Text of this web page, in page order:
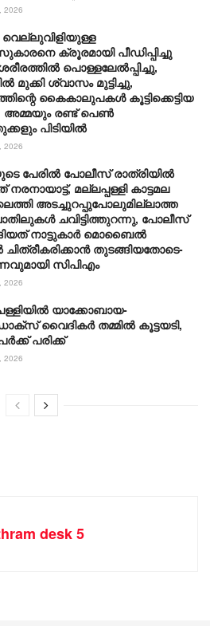
2026
വെല്ലുവിളിയുള്ള
ക്രൂരമായി പീഡിപ്പിച്ചു
പൊള്ളലേല്‍പ്പിച്ചു,
മുക്കി ശ്വാസം മുട്ടിച്ചു,
കൈകാലുപകള്‍ കൂട്ടിക്കെട്ടിയ
അമ്മയും രണ്ട് പെണ്‍
പിടിയില്‍
2026
പേരിൽ പോലീസ് രാത്രിയിൽ
മല്ലപ്പള്ളി കാട്ടമല
അടച്ചുറപ്പുപോലുമില്ലാത്ത
വാതിലുകൾ ചവിട്ടിത്തുറന്നു, പോലീസ്
നാട്ടുകാർ മൊബൈൽ
തുടങ്ങിയതോടെ-
സിപിഎം
2026
പള്ളിയിൽ യാക്കോബായ-
വൈദികർ തമ്മില്‍ കൂട്ടയടി,
പരിക്ക്
2026
desk 5